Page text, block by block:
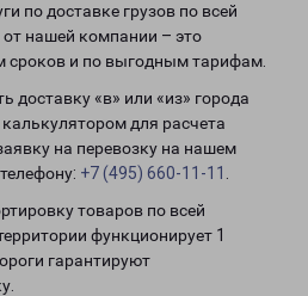
по доставке грузов по всей
от нашей компании – это
сроков и по выгодным тарифам.
доставку «в» или «из» города
для расчета
на перевозку на нашем
+7 (495) 660-11-11
товаров по всей
функционирует 1
гарантируют